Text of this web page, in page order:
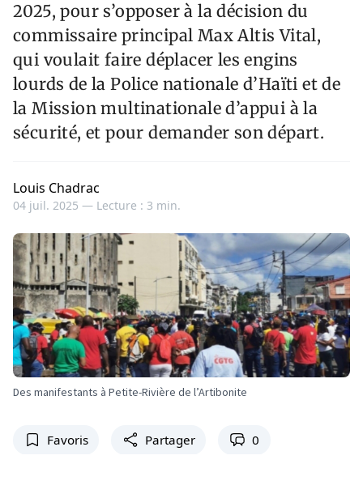
2025, pour s’opposer à la décision du
commissaire principal Max Altis Vital,
qui voulait faire déplacer les engins
lourds de la Police nationale d’Haïti et de
la Mission multinationale d’appui à la
sécurité, et pour demander son départ.
Louis Chadrac
04 juil. 2025 — Lecture : 3 min.
Des manifestants à Petite-Rivière de l’Artibonite
Favoris Partager 0